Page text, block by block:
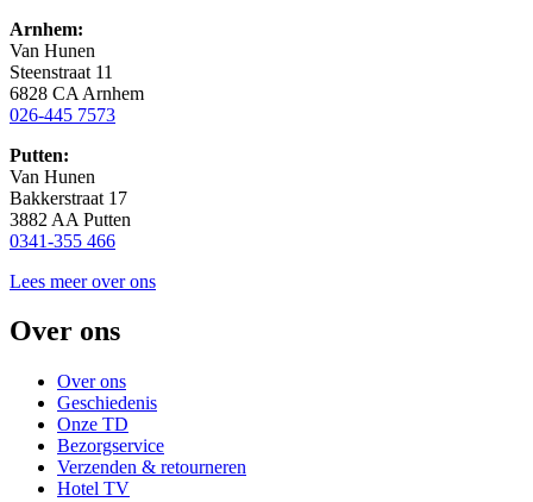
Arnhem:
Van Hunen
Steenstraat 11
6828 CA Arnhem
026-445 7573
Putten:
Van Hunen
Bakkerstraat 17
3882 AA Putten
0341-355 466
Lees meer over ons
Over ons
Over ons
Geschiedenis
Onze TD
Bezorgservice
Verzenden & retourneren
Hotel TV